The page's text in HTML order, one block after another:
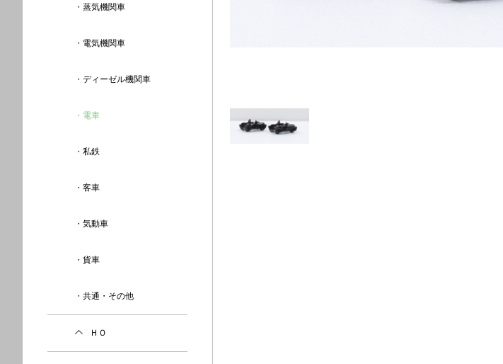
蒸気機関車
電気機関車
ディーゼル機関車
電車
私鉄
客車
気動車
貨車
共通・その他
ＨＯ